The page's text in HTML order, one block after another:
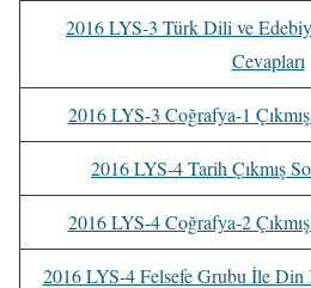
2016 LYS-3 Türk Dili ve
Cevapları
2016 LYS-3 Coğrafya-1
2016 LYS-4 Tarih Çıkmış
2016 LYS-4 Coğrafya-2
2016 LYS-4 Felsefe Grubu İle